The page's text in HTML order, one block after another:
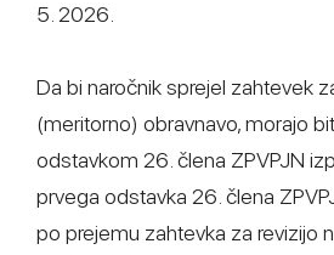
5. 2026.
Da bi naročnik sprejel zahtevek
(meritorno) obravnavo, morajo
odstavkom 26. člena ZPVPJN
prvega odstavka 26. člena
po prejemu zahtevka za revizijo